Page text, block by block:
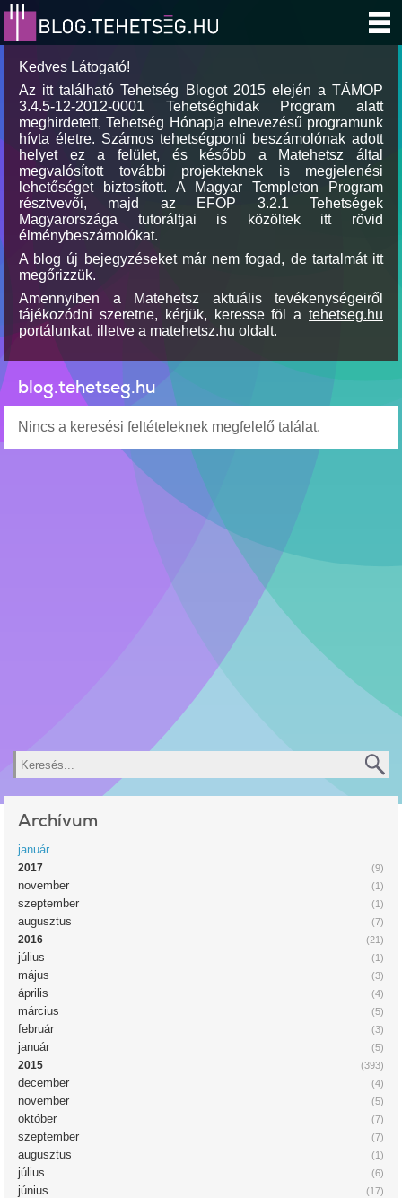
Kedves Látogató!
Az itt található Tehetség Blogot 2015 elején a TÁMOP
3.4.5-12-2012-0001 Tehetséghidak Program alatt
meghirdetett, Tehetség Hónapja elnevezésű programunk
hívta életre. Számos tehetségponti beszámolónak adott
helyet ez a felület, és később a Matehetsz által
megvalósított további projekteknek is megjelenési
lehetőséget biztosított. A Magyar Templeton Program
résztvevői, majd az EFOP 3.2.1 Tehetségek
Magyarországa tutoráltjai is közöltek itt rövid
élménybeszámolókat.
A blog új bejegyzéseket már nem fogad, de tartalmát itt
megőrizzük.
Amennyiben a Matehetsz aktuális tevékenységeiről
tájékozódni szeretne, kérjük, keresse föl a tehetseg.hu
portálunkat, illetve a matehetsz.hu oldalt.
blog.tehetseg.hu
Nincs a keresési feltételeknek megfelelő találat.
Keresés
Archívum
január
(9)
2017
(1)
november
(1)
szeptember
(7)
augusztus
(21)
2016
(1)
július
(3)
május
(4)
április
(5)
március
(3)
február
(5)
január
(393)
2015
(4)
december
(5)
november
(7)
október
(7)
szeptember
(1)
augusztus
(6)
július
(17)
június